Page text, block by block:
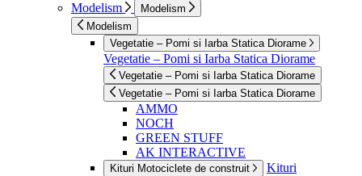
Modelism
Modelism
Modelism
Vegetatie – Pomi si Iarba Statica Diorame
Vegetatie – Pomi si Iarba Statica Diorame
Vegetatie – Pomi si Iarba Statica Diorame
Vegetatie – Pomi si Iarba Statica Diorame
AMMO
NOCH
GREEN STUFF
AK INTERACTIVE
Kituri Motociclete de construit
Kituri